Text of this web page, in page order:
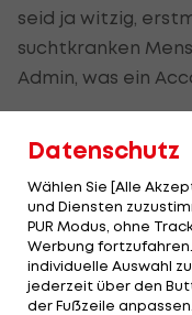
seid ja witzig,
suchtkranken
Admin, was ein
Entschuldigung:
hinterher wäre
Fehler. Nur dazu
Das
Datenschutz
Wählen Sie [Alle
und Diensten
PUR Modus, ohne
Werbung
individuelle Auswahl
jederzeit über den
der Fußzeile anpassen.